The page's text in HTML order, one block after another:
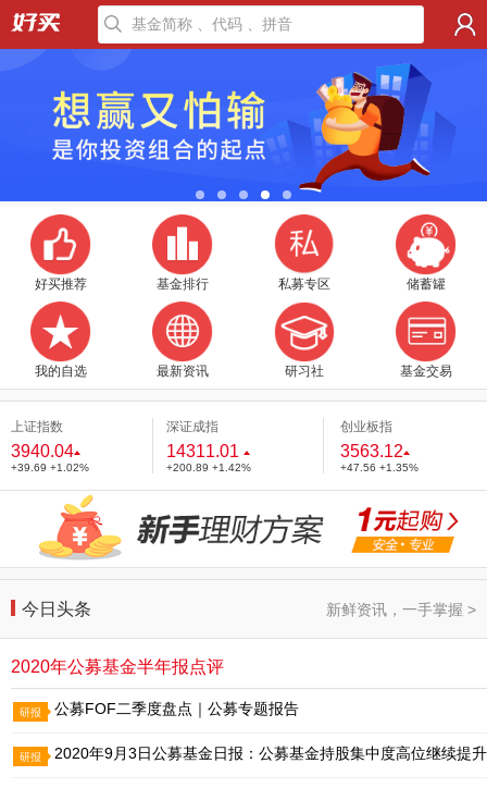
好买推荐 基金排行 私募专区 储蓄罐
我的自选 最新资讯 研习社 基金交易
上证指数
3940.04
+39.69 +1.02%
深证成指
14311.01
+200.89 +1.42%
创业板指
3563.12
+47.56 +1.35%
新鲜资讯，一手掌握 >
今日头条
2020年公募基金半年报点评
研报 公募FOF二季度盘点｜公募专题报告
研报 2020年9月3日公募基金日报：公募基金持股集中度高位继续提升